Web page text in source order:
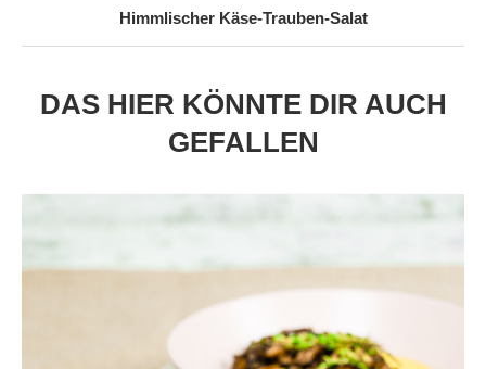
Himmlischer Käse-Trauben-Salat
DAS HIER KÖNNTE DIR AUCH
GEFALLEN